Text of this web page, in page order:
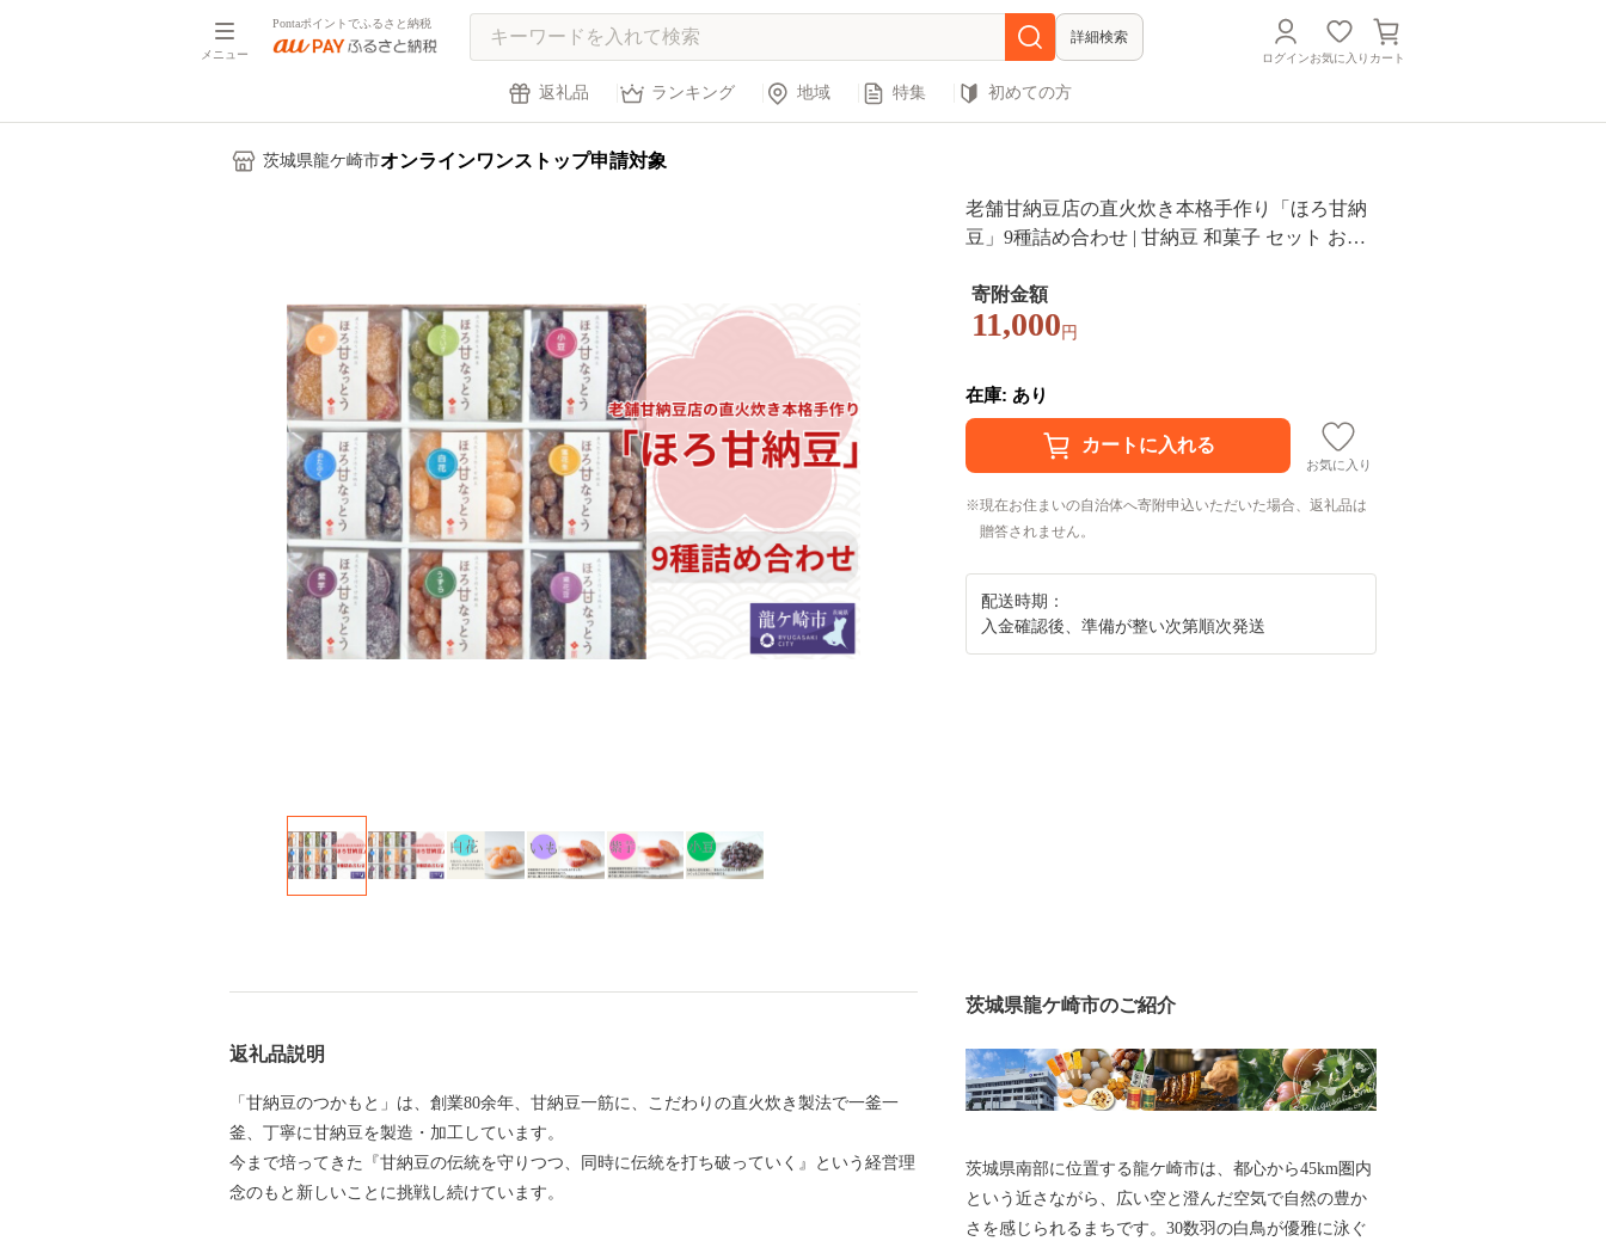
メニュー
Pontaポイントでふるさと納税
詳細検索
ログインお気に入り カート
返礼品 ランキング 地域 特集 初めての方
茨城県龍ケ崎市オンラインワンストップ申請対象
老舗甘納豆店の直火炊き本格手作り「ほろ甘納
豆」9種詰め合わせ | 甘納豆 和菓子 セット お土
ルシー 無添加 お菓子 おかし おやつ スイーツ 小
分け あまなっとう 甘なっとう 和スイーツ 茨城
寄附金額
11,000 円
在庫: あり
お気に入り
現在お住まいの自治体へ寄附申込いただいた場合、返礼品は
贈答されません。
配送時期：
入金確認後、準備が整い次第順次発送
返礼品説明
「甘納豆のつかもと」は、創業80余年、甘納豆一筋に、こだわりの直火炊き製法で一釜一
釜、丁寧に甘納豆を製造・加工しています。
今まで培ってきた『甘納豆の伝統を守りつつ、同時に伝統を打ち破っていく』という経営理
念のもと新しいことに挑戦し続けています。
茨城県龍ケ崎市のご紹介
茨城県南部に位置する龍ケ崎市は、都心から45km圏内
という近さながら、広い空と澄んだ空気で自然の豊か
さを感じられるまちです。30数羽の白鳥が優雅に泳ぐ